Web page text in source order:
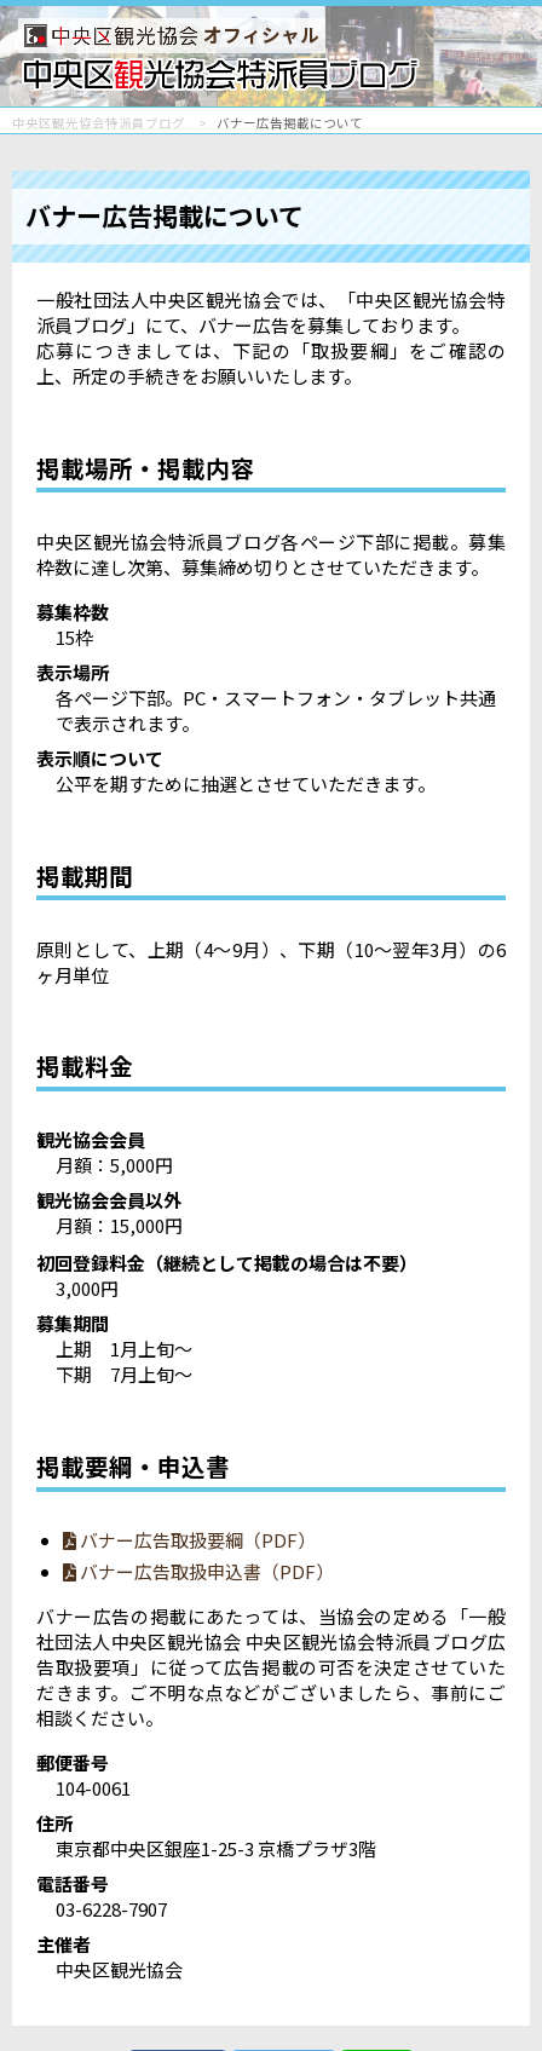
オフィシャル
中央区観光協会特派員ブログ バナー広告掲載について
バナー広告掲載について
一般社団法人中央区観光協会では、「中央区観光協会特
派員ブログ」にて、バナー広告を募集しております。
応募につきましては、下記の「取扱要綱」をご確認の
上、所定の手続きをお願いいたします。
掲載場所・掲載内容
中央区観光協会特派員ブログ各ページ下部に掲載。募集
枠数に達し次第、募集締め切りとさせていただきます。
募集枠数
15枠
表示場所
各ページ下部。PC・スマートフォン・タブレット共通
で表示されます。
表示順について
公平を期すために抽選とさせていただきます。
掲載期間
原則として、上期（4～9月）、下期（10～翌年3月）の6
ヶ月単位
掲載料金
観光協会会員
月額：5,000円
観光協会会員以外
月額：15,000円
初回登録料金（継続として掲載の場合は不要）
3,000円
募集期間
上期 1月上旬～
下期 7月上旬～
掲載要綱・申込書
バナー広告取扱要綱（PDF）
バナー広告取扱申込書（PDF）
バナー広告の掲載にあたっては、当協会の定める「一般
社団法人中央区観光協会 中央区観光協会特派員ブログ広
告取扱要項」に従って広告掲載の可否を決定させていた
だきます。ご不明な点などがございましたら、事前にご
相談ください。
郵便番号
104-0061
住所
東京都中央区銀座1-25-3 京橋プラザ3階
電話番号
03-6228-7907
主催者
中央区観光協会